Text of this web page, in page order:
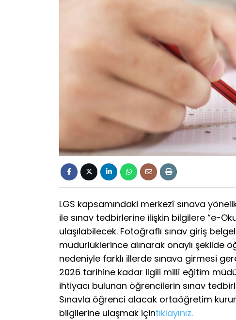
LGS kapsamındaki merkezî sınava
ile sınav tedbirlerine ilişkin bilgilere “e-
ulaşılabilecek. Fotoğraflı sınav giriş
müdürlüklerince alınarak onaylı şekilde
nedeniyle farklı illerde sınava girmesi
2026 tarihine kadar ilgili millî eğitim
ihtiyacı bulunan öğrencilerin sınav
Sınavla öğrenci alacak ortaöğretim
bilgilerine ulaşmak içintıklayınız.